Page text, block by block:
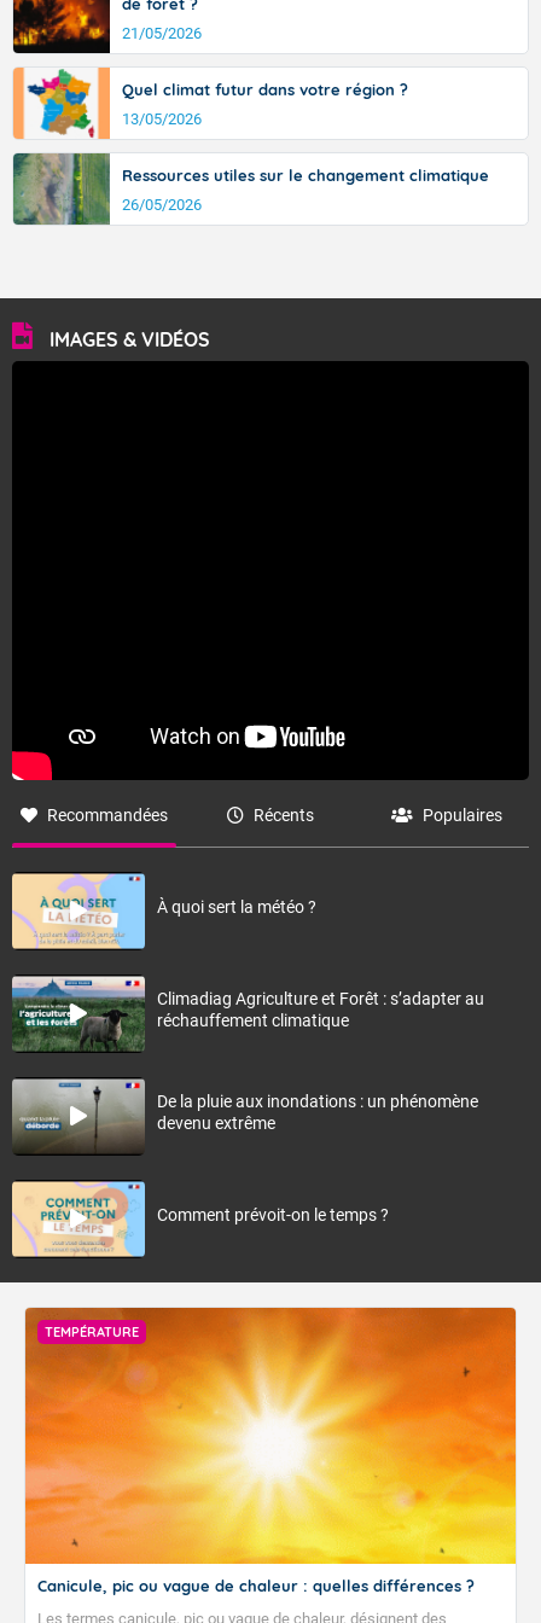
21/05/2026
Quel climat futur dans votre région ?
13/05/2026
Ressources utiles sur le changement climatique
26/05/2026
IMAGES & VIDÉOS
Recommandées Récents Populaires
À quoi sert la météo ?
Climadiag Agriculture et Forêt : s’adapter au
réchauffement climatique
De la pluie aux inondations : un phénomène
devenu extrême
Comment prévoit-on le temps ?
TEMPÉRATURE
Canicule, pic ou vague de chaleur : quelles différences ?
Les termes canicule, pic ou vague de chaleur, désignent des